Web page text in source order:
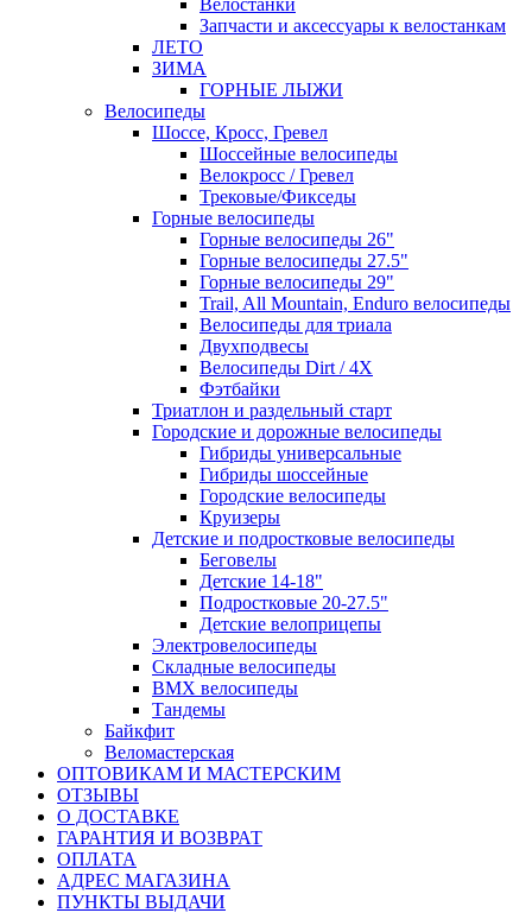
Запчасти и аксессуары к велостанкам
ЛЕТО
ЗИМА
ГОРНЫЕ ЛЫЖИ
Велосипеды
Шоссе, Кросс, Гревел
Шоссейные велосипеды
Велокросс / Гревел
Трековые/Фикседы
Горные велосипеды
Горные велосипеды 26"
Горные велосипеды 27.5"
Горные велосипеды 29"
Trail, All Mountain, Enduro велосипеды
Велосипеды для триала
Двухподвесы
Велосипеды Dirt / 4X
Фэтбайки
Триатлон и раздельный старт
Городские и дорожные велосипеды
Гибриды универсальные
Гибриды шоссейные
Городские велосипеды
Круизеры
Детские и подростковые велосипеды
Беговелы
Детские 14-18"
Подростковые 20-27.5"
Детские велоприцепы
Электровелосипеды
Складные велосипеды
BMX велосипеды
Тандемы
Байкфит
Веломастерская
ОПТОВИКАМ И МАСТЕРСКИМ
ОТЗЫВЫ
О ДОСТАВКЕ
ГАРАНТИЯ И ВОЗВРАТ
ОПЛАТА
АДРЕС МАГАЗИНА
ПУНКТЫ ВЫДАЧИ